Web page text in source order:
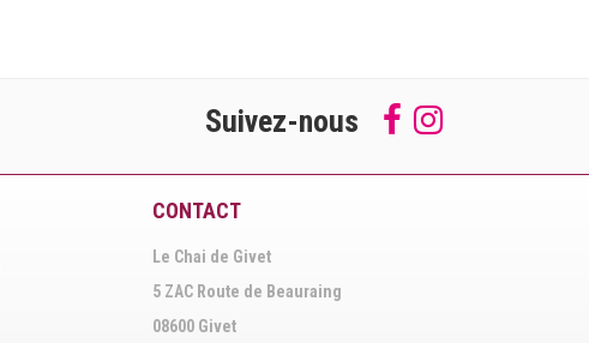
Suivez-nous
Follow
us
Facebook
Suivez-
nous
Instagram
CONTACT
Le Chai de Givet
5 ZAC Route de Beauraing
08600 Givet